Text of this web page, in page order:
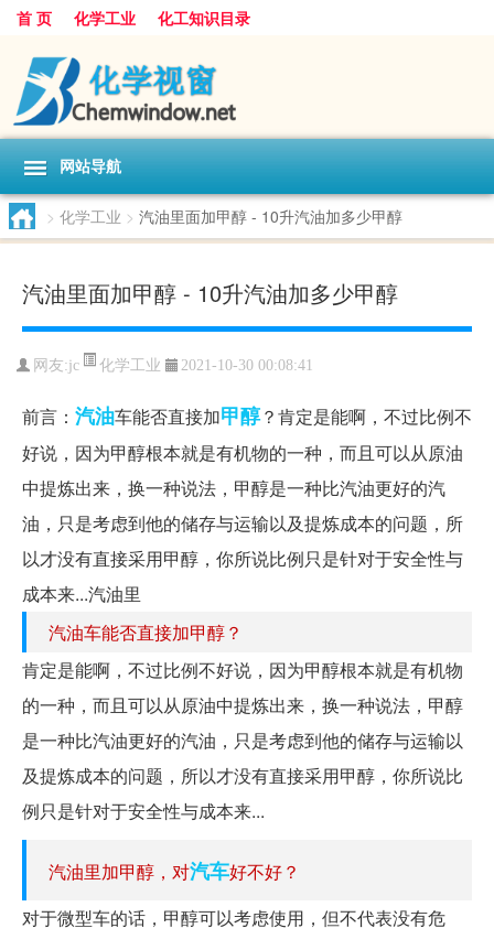
首 页 化学工业 化工知识目录
网站导航
> 化学工业 > 汽油里面加甲醇 - 10升汽油加多少甲醇
汽油里面加甲醇 - 10升汽油加多少甲醇
网友:jc 化学工业 2021-10-30 00:08:41
前言： 汽油车能否直接加甲醇？肯定是能啊，不过比例不
好说，因为甲醇根本就是有机物的一种，而且可以从原油
中提炼出来，换一种说法，甲醇是一种比汽油更好的汽
油，只是考虑到他的储存与运输以及提炼成本的问题，所
以才没有直接采用甲醇，你所说比例只是针对于安全性与
成本来...汽油里
汽油车能否直接加甲醇？
肯定是能啊，不过比例不好说，因为甲醇根本就是有机物
的一种，而且可以从原油中提炼出来，换一种说法，甲醇
是一种比汽油更好的汽油，只是考虑到他的储存与运输以
及提炼成本的问题，所以才没有直接采用甲醇，你所说比
例只是针对于安全性与成本来...
汽油里加甲醇，对汽车好不好？
对于微型车的话，甲醇可以考虑使用，但不代表没有危